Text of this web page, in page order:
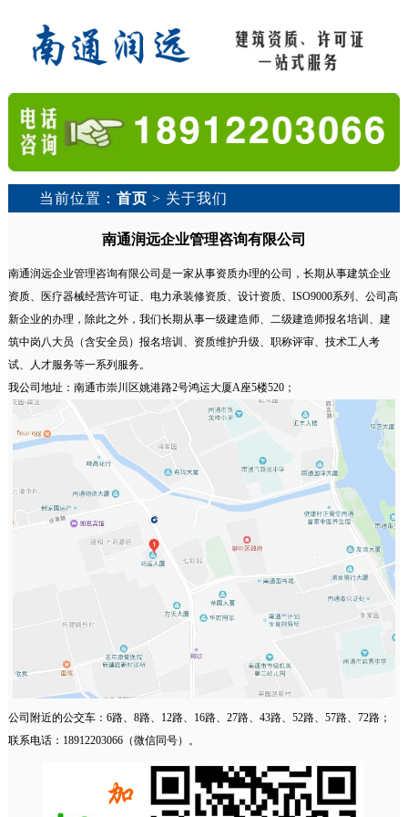
当前位置：首页 > 关于我们
南通润远企业管理咨询有限公司
南通润远企业管理咨询有限公司是一家从事资质办理的公司，长期从事建筑企业
资质、医疗器械经营许可证、电力承装修资质、设计资质、ISO9000系列、公司高
新企业的办理，除此之外，我们长期从事一级建造师、二级建造师报名培训、建
筑中岗八大员（含安全员）报名培训、资质维护升级、职称评审、技术工人考
试、人才服务等一系列服务。
我公司地址：南通市崇川区姚港路2号鸿运大厦A座5楼520；
公司附近的公交车：6路、8路、12路、16路、27路、43路、52路、57路、72路；
联系电话：18912203066（微信同号）。